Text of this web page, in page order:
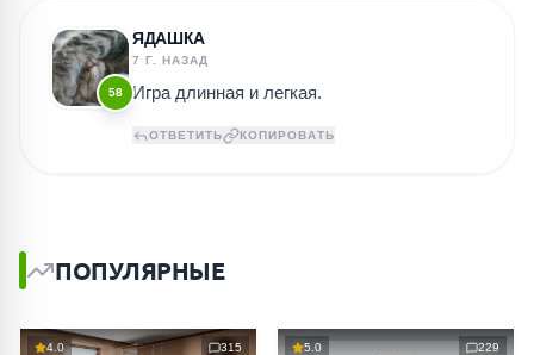
58
ЯДАШКА
7 Г. НАЗАД
Игра длинная и легкая.
ОТВЕТИТЬ КОПИРОВАТЬ
ПОПУЛЯРНЫЕ
4.0 315 5.0 229